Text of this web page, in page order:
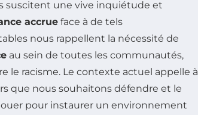
suscitent une vive inquiétude et
accrue face à de tels
nous rappellent la nécessité de
au sein de toutes les communautés,
le racisme. Le contexte actuel appelle à
que nous souhaitons défendre et le
pour instaurer un environnement